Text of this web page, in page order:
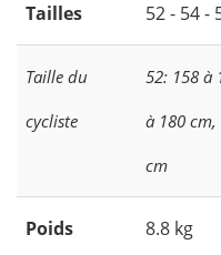
Tailles 52 - 54 -
Taille du
cycliste
52: 158 à
à 180
cm
Poids 8.8 kg